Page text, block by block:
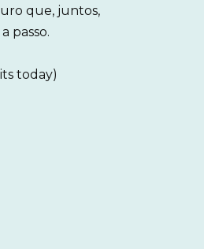
que, juntos,
passo.
today)